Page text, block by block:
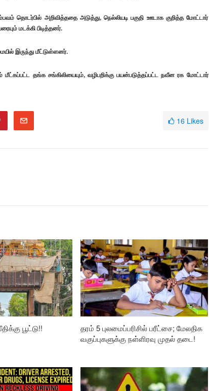
தொடர்பில் அறிவித்ததை அடுத்து, நெல்லியடி பகுதி ஊடாக குறித்த மோட்டார்
மடக்கி பிடித்தனர்.
இருந்து மீட்டுள்ளனர்.
தங்க சங்கிலியையும், வழிபறிக்கு பயன்படுத்தப்பட்ட நவீன ரக மோட்டார்
16 Likes
பூட்டு!!
தரம் 5 புலமைப்பரிசில் பரீட்சை; மேலதிக
வகுப்புகளுக்கு நள்ளிரவு முதல் தடை!